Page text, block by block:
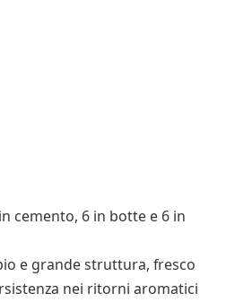
cemento, 6 in botte e 6 in
e grande struttura, fresco
nei ritorni aromatici